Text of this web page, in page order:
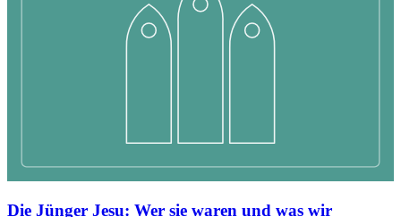
Die Jünger Jesu: Wer sie waren und was wir